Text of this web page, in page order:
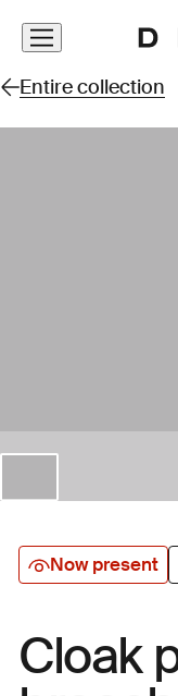
Skip
Entire collection
Now present
Cloak